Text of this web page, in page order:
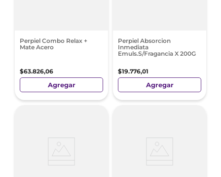
Perpiel Combo Relax +
Mate Acero
$63.826,06
Agregar
Perpiel Absorcion
Inmediata
Emuls.S/Fragancia X 200G
$19.776,01
Agregar